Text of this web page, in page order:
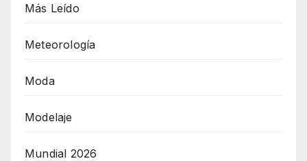
Más Leído
Meteorología
Moda
Modelaje
Mundial 2026